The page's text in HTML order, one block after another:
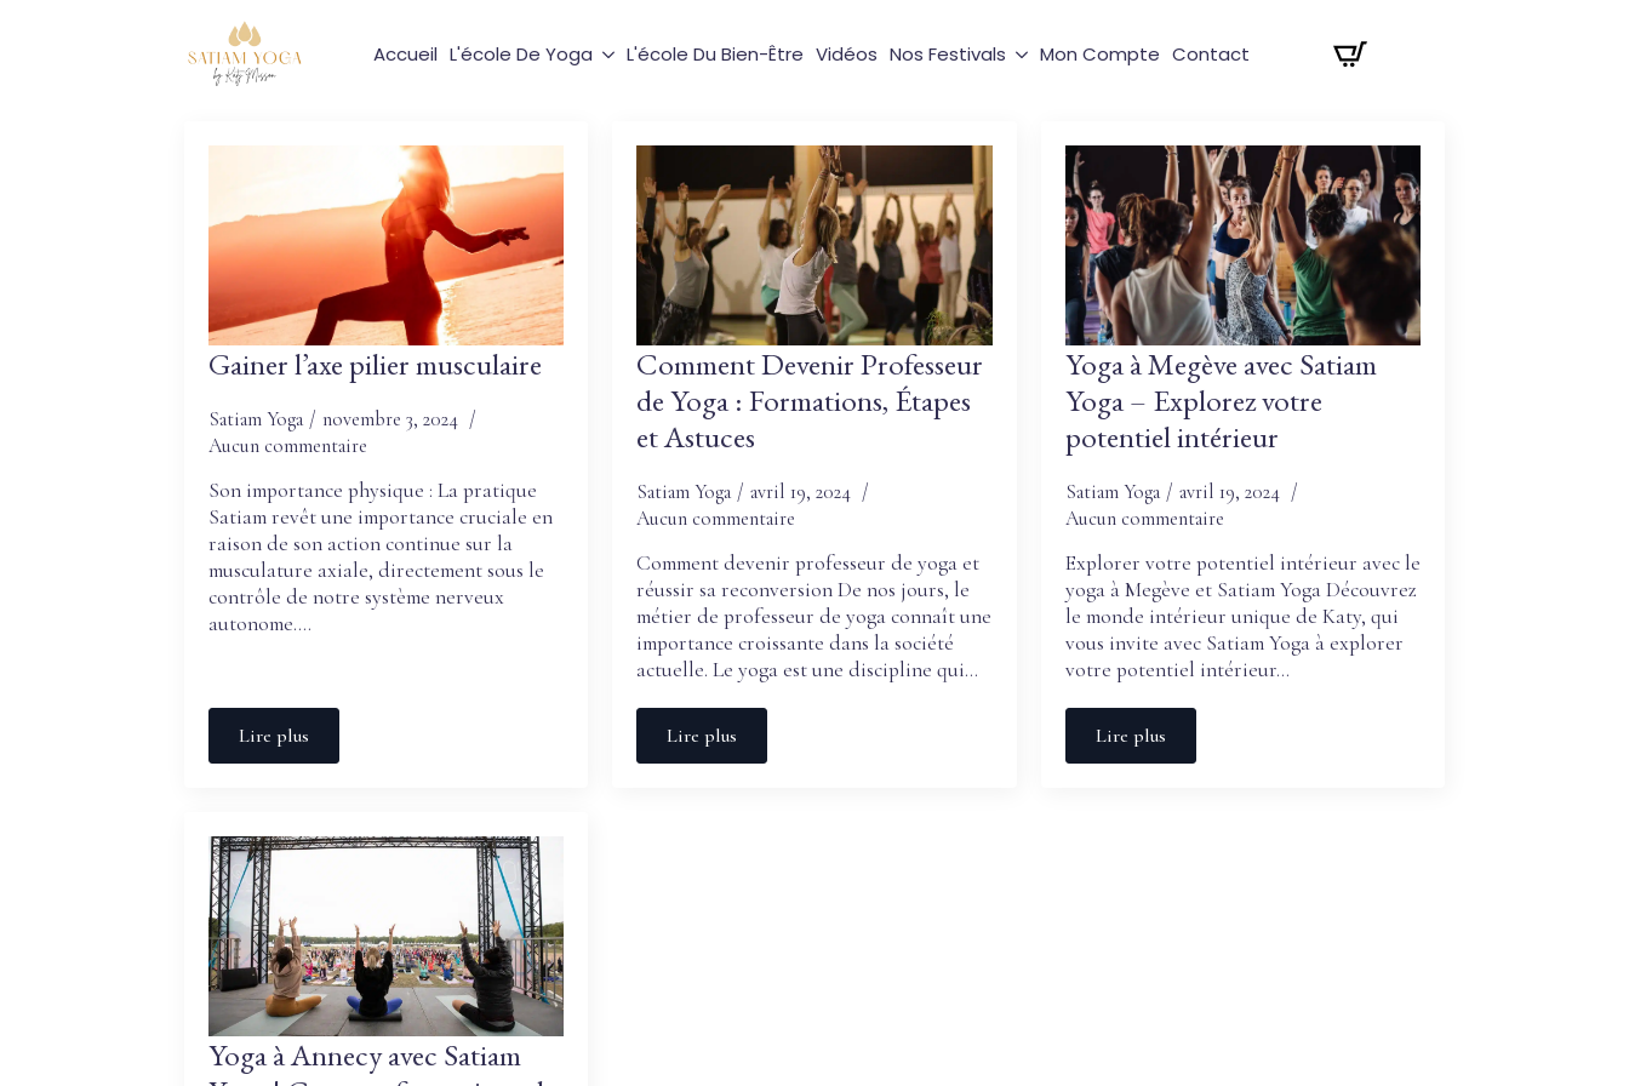
Accueil L'école De Yoga L'école Du Bien-Être Vidéos Nos Festivals Mon Compte Contact
Gainer l’axe pilier musculaire
Satiam Yoga
novembre 3, 2024
Aucun commentaire
Son importance physique : La pratique
Satiam revêt une importance cruciale en
raison de son action continue sur la
musculature axiale, directement sous le
contrôle de notre système nerveux
autonome.…
Lire plus
Comment Devenir Professeur
de Yoga : Formations, Étapes
et Astuces
Satiam Yoga
avril 19, 2024
Aucun commentaire
Comment devenir professeur de yoga et
réussir sa reconversion De nos jours, le
métier de professeur de yoga connaît une
importance croissante dans la société
actuelle. Le yoga est une discipline qui…
Lire plus
Yoga à Megève avec Satiam
Yoga – Explorez votre
potentiel intérieur
Satiam Yoga
avril 19, 2024
Aucun commentaire
Explorer votre potentiel intérieur avec le
yoga à Megève et Satiam Yoga Découvrez
le monde intérieur unique de Katy, qui
vous invite avec Satiam Yoga à explorer
votre potentiel intérieur…
Lire plus
Yoga à Annecy avec Satiam